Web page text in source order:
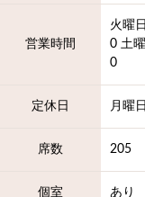
営業時間
火曜
0 土
0
定休日 月曜
席数 205
個室 あり